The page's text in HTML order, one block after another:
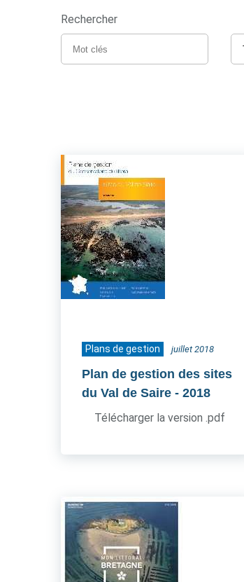
Rechercher
Plans de gestion juillet 2018
Plan de gestion des sites
du Val de Saire - 2018
Télécharger la version .pdf